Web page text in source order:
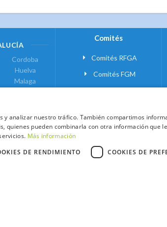
Cordoba
Huelva
Malaga
DE MADRID
Comités
Comités RFGA
Comités FGM
analizar nuestro tráfico. También compartimos
quienes pueden combinarla con otra información que
Más información
DE RENDIMIENTO COOKIES DE